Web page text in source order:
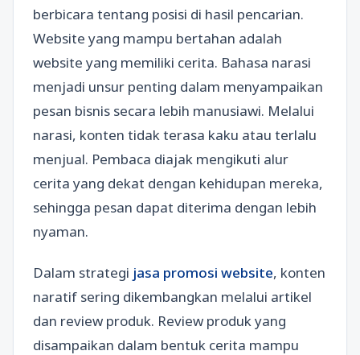
berbicara tentang posisi di hasil pencarian.
Website yang mampu bertahan adalah
website yang memiliki cerita. Bahasa narasi
menjadi unsur penting dalam menyampaikan
pesan bisnis secara lebih manusiawi. Melalui
narasi, konten tidak terasa kaku atau terlalu
menjual. Pembaca diajak mengikuti alur
cerita yang dekat dengan kehidupan mereka,
sehingga pesan dapat diterima dengan lebih
nyaman.
Dalam strategi jasa promosi website, konten
naratif sering dikembangkan melalui artikel
dan review produk. Review produk yang
disampaikan dalam bentuk cerita mampu